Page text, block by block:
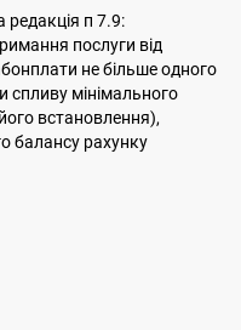
редакція п 7.9:
послуги від
не більше одного
спливу мінімального
встановлення),
балансу рахунку